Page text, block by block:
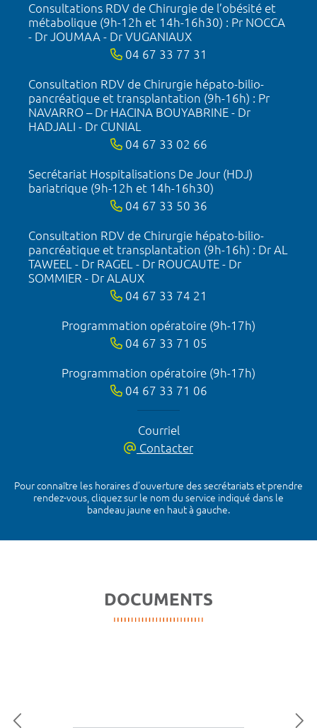
Consultations RDV de Chirurgie de l’obésité et
métabolique (9h-12h et 14h-16h30) : Pr NOCCA
- Dr JOUMAA - Dr VUGANIAUX
04 67 33 77 31
Consultation RDV de Chirurgie hépato-bilio-
pancréatique et transplantation (9h-16h) : Pr
NAVARRO – Dr HACINA BOUYABRINE - Dr
HADJALI - Dr CUNIAL
04 67 33 02 66
Secrétariat Hospitalisations De Jour (HDJ)
bariatrique (9h-12h et 14h-16h30)
04 67 33 50 36
Consultation RDV de Chirurgie hépato-bilio-
pancréatique et transplantation (9h-16h) : Dr AL
TAWEEL - Dr RAGEL - Dr ROUCAUTE - Dr
SOMMIER - Dr ALAUX
04 67 33 74 21
Programmation opératoire (9h-17h)
04 67 33 71 05
Programmation opératoire (9h-17h)
04 67 33 71 06
Courriel
Contacter
Pour connaître les horaires d’ouverture des secrétariats et prendre
rendez-vous, cliquez sur le nom du service indiqué dans le
bandeau jaune en haut à gauche.
DOCUMENTS